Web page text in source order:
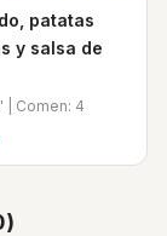
patatas
y salsa de
| Comen: 4